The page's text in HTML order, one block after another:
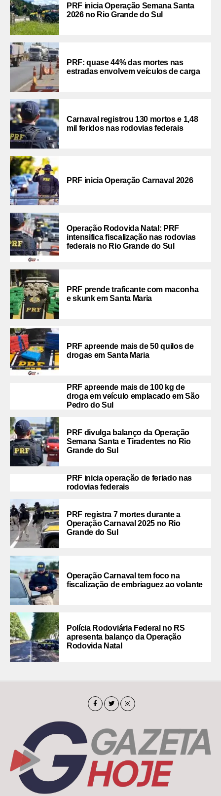
PRF inicia Operação Semana Santa
2026 no Rio Grande do Sul
PRF: quase 44% das mortes nas
estradas envolvem veículos de carga
Carnaval registrou 130 mortos e 1,48
mil feridos nas rodovias federais
PRF inicia Operação Carnaval 2026
Operação Rodovida Natal: PRF
intensifica fiscalização nas rodovias
federais no Rio Grande do Sul
PRF prende traficante com maconha
e skunk em Santa Maria
PRF apreende mais de 50 quilos de
drogas em Santa Maria
PRF apreende mais de 100 kg de
droga em veículo emplacado em São
Pedro do Sul
PRF divulga balanço da Operação
Semana Santa e Tiradentes no Rio
Grande do Sul
PRF inicia operação de feriado nas
rodovias federais
PRF registra 7 mortes durante a
Operação Carnaval 2025 no Rio
Grande do Sul
Operação Carnaval tem foco na
fiscalização de embriaguez ao volante
Polícia Rodoviária Federal no RS
apresenta balanço da Operação
Rodovida Natal